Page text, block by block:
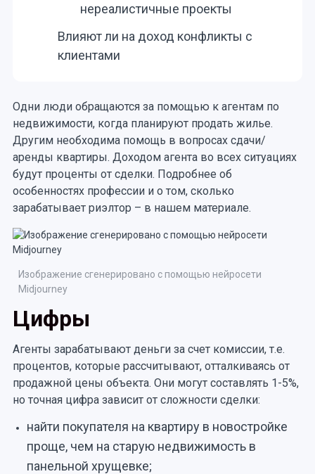
нереалистичные проекты
Влияют ли на доход конфликты с
клиентами
Одни люди обращаются за помощью к агентам по
недвижимости, когда планируют продать жилье.
Другим необходима помощь в вопросах сдачи/
аренды квартиры. Доходом агента во всех ситуациях
будут проценты от сделки. Подробнее об
особенностях профессии и о том, сколько
зарабатывает риэлтор – в нашем материале.
Изображение сгенерировано с помощью нейросети
Midjourney
Цифры
Агенты зарабатывают деньги за счет комиссии, т.е.
процентов, которые рассчитывают, отталкиваясь от
продажной цены объекта. Они могут составлять 1-5%,
но точная цифра зависит от сложности сделки:
найти покупателя на квартиру в новостройке
проще, чем на старую недвижимость в
панельной хрущевке;